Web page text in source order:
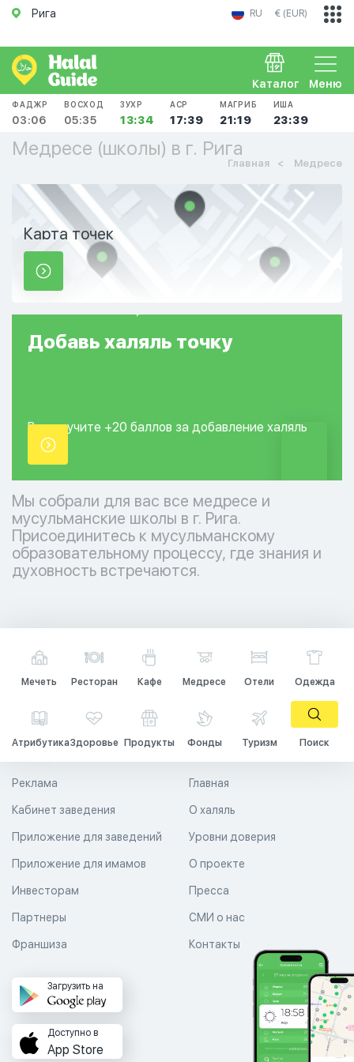
Рига RU € (EUR)
Меню
Каталог
ФАДЖР
03:06
ВОСХОД
05:35
ЗУХР
13:34
АСР
17:39
МАГРИБ
21:19
ИША
23:39
Медресе (школы) в г. Рига
Главная Медресе
Карта точек
Добавь халяль точку
Вы получите +20 баллов за добавление халяль
точки.
Мы собрали для вас все медресе и
мусульманские школы в г. Рига.
Присоединитесь к мусульманскому
образовательному процессу, где знания и
духовность встречаются.
Мечеть Ресторан Кафе Медресе Отели Одежда
АтрибутикаЗдоровье Продукты Фонды Туризм Поиск
Главная
О халяль
Уровни доверия
Реклама
Кабинет заведения
Приложение для заведений
Приложение для имамов О проекте
Пресса
СМИ о нас
Контакты
Инвесторам
Партнеры
Франшиза
Загрузить на
Доступно в
App Store